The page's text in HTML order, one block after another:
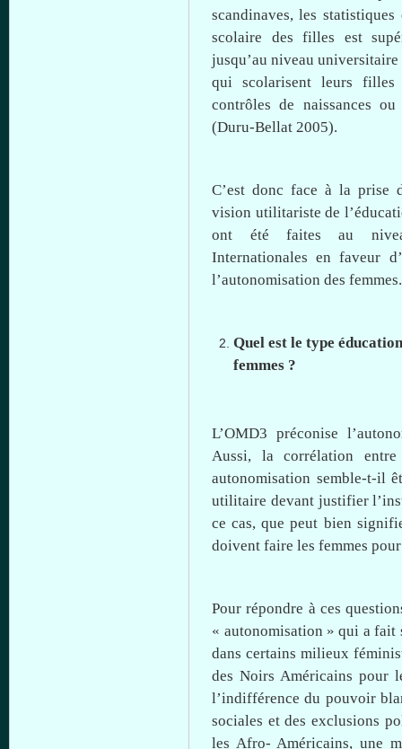
scandinaves, les statistiques
scolaire desfilles est
jusqu’auniveau
qui scolarisentleurs filles
contrôles de naissances ou
(Duru-Bellat 2005).
C’est donc face àla prise
vision utilitariste de
ont
été faites au
Internationales en faveur
l’autonomisation des femmes.
Quel est le type éducation
femmes ?
L’OMD3 préconise
Aussi, lacorrélation
entre
autonomisation semble-t-il
utilitaire devantjustifier
ce cas,que peut bien
doivent faire les femmes
Pour répondre à ces
« autonomisation » qui a fait
dans certains milieux
des Noirs Américains pour
l’indifférence du pouvoir
sociales et des exclusions
les Afro- Américains,une